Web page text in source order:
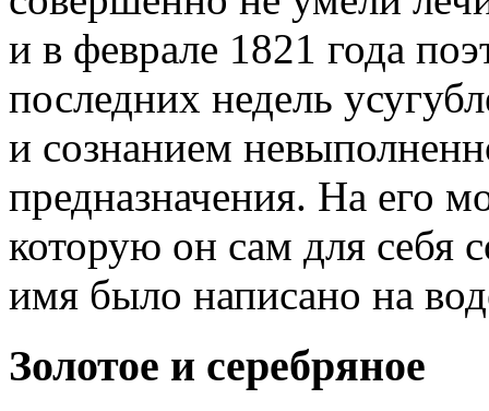
и в феврале 1821 года
последних недель
и сознанием
предназначения. На его
которую он сам для себя
имя было написано на
Золотое и серебряное